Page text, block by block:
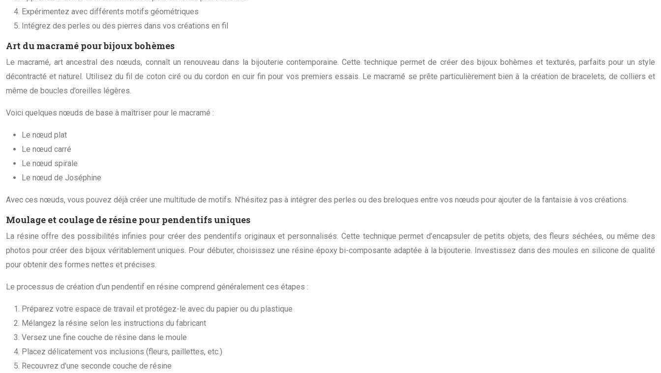
Expérimentez avec différents motifs géométriques
Intégrez des perles ou des pierres dans vos créations en fil
Art du macramé pour bijoux bohèmes
Le macramé, art ancestral des nœuds, connaît un renouveau dans la bijouterie contemporaine. Cette technique permet de créer des bijoux bohèmes et texturés, parfaits pour un style
décontracté et naturel. Utilisez du fil de coton ciré ou du cordon en cuir fin pour vos premiers essais. Le macramé se prête particulièrement bien à la création de bracelets, de colliers et
même de boucles d’oreilles légères.
Voici quelques nœuds de base à maîtriser pour le macramé :
Le nœud plat
Le nœud carré
Le nœud spirale
Le nœud de Joséphine
Avec ces nœuds, vous pouvez déjà créer une multitude de motifs. N’hésitez pas à intégrer des perles ou des breloques entre vos nœuds pour ajouter de la fantaisie à vos créations.
Moulage et coulage de résine pour pendentifs uniques
La résine offre des possibilités infinies pour créer des pendentifs originaux et personnalisés. Cette technique permet d’encapsuler de petits objets, des fleurs séchées, ou même des
photos pour créer des bijoux véritablement uniques. Pour débuter, choisissez une résine époxy bi-composante adaptée à la bijouterie. Investissez dans des moules en silicone de qualité
pour obtenir des formes nettes et précises.
Le processus de création d’un pendentif en résine comprend généralement ces étapes :
Préparez votre espace de travail et protégez-le avec du papier ou du plastique
Mélangez la résine selon les instructions du fabricant
Versez une fine couche de résine dans le moule
Placez délicatement vos inclusions (fleurs, paillettes, etc.)
Recouvrez d’une seconde couche de résine